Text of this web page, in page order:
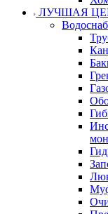
ЛУЧШАЯ